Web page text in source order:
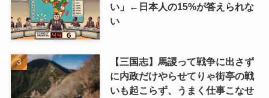
い」←日本人の15%が答えられな
い
【三国志】馬謖って戦争に出さず
に内政だけやらせてりゃ街亭の戦
いも起こらず、うまく仕事こなせ